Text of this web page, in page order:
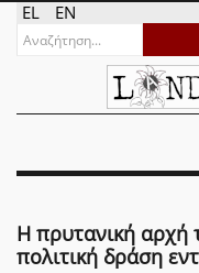
EL EN
Η πρυτανική αρχή
πολιτική δράση